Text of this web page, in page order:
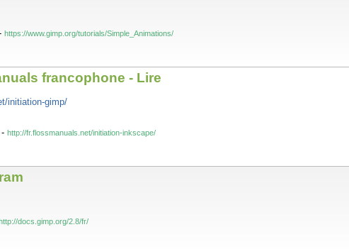
https://www.gimp.org/tutorials/Simple_Animations/
francophone - Lire
initiation-gimp/
- http://fr.flossmanuals.net/initiation-inkscape/
docs.gimp.org/2.8/fr/